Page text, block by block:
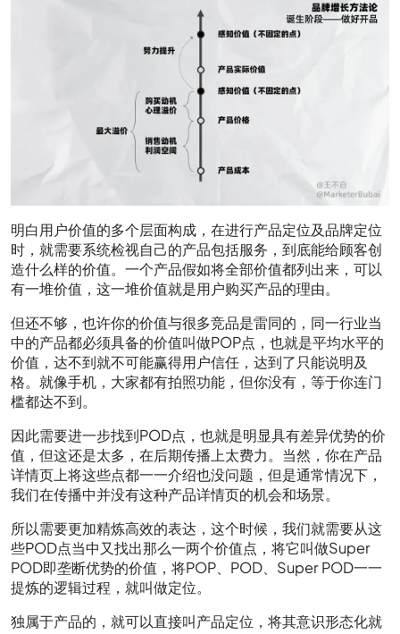
明白用户价值的多个层面构成，在进行产品定位及品牌定位
时，就需要系统检视自己的产品包括服务，到底能给顾客创
造什么样的价值。一个产品假如将全部价值都列出来，可以
有一堆价值，这一堆价值就是用户购买产品的理由。
但还不够，也许你的价值与很多竞品是雷同的，同一行业当
中的产品都必须具备的价值叫做POP点，也就是平均水平的
价值，达不到就不可能赢得用户信任，达到了只能说明及
格。就像手机，大家都有拍照功能，但你没有，等于你连门
槛都达不到。
因此需要进一步找到POD点，也就是明显具有差异优势的价
值，但这还是太多，在后期传播上太费力。当然，你在产品
详情页上将这些点都一一介绍也没问题，但是通常情况下，
我们在传播中并没有这种产品详情页的机会和场景。
所以需要更加精炼高效的表达，这个时候，我们就需要从这
些POD点当中又找出那么一两个价值点，将它叫做Super
POD即垄断优势的价值，将POP、POD、Super POD一一
提炼的逻辑过程，就叫做定位。
独属于产品的，就可以直接叫产品定位，将其意识形态化就